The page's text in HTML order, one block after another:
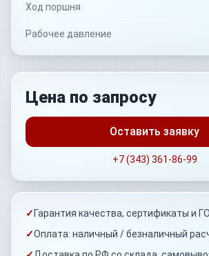
Ход поршня
Рабочее давление
Цена по запросу
Оставить заявку
+7 (343) 361-86-99
✓ Гарантия качества, сертификаты и
✓Оплата: наличный / безналичный